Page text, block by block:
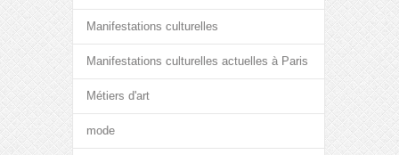
Manifestations culturelles
Manifestations culturelles actuelles à Paris
Métiers d'art
mode